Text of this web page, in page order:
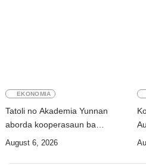
EKONOMIA
Tatoli no Akademia Yunnan
aborda kooperasaun ba
dezenvolvimentu no troka
August 6, 2026